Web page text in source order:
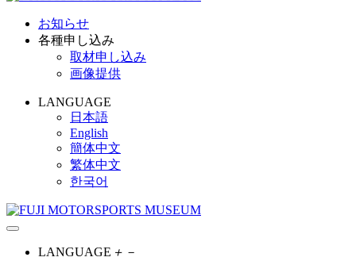
お知らせ
各種申し込み
取材申し込み
画像提供
LANGUAGE
日本語
English
簡体中文
繁体中文
한국어
LANGUAGE ＋ －